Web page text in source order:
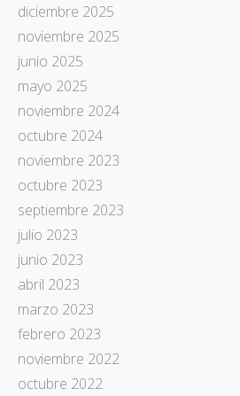
Universidad de Génova
Novedades
Italia / Italiano
diciembre 2025
noviembre 2025
junio 2025
mayo 2025
noviembre 2024
octubre 2024
noviembre 2023
octubre 2023
septiembre 2023
julio 2023
junio 2023
abril 2023
marzo 2023
febrero 2023
noviembre 2022
octubre 2022